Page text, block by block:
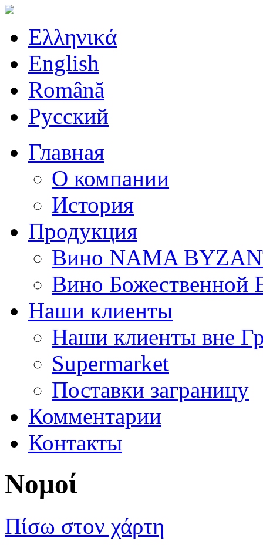
Ελληνικά
English
Română
Русский
Главная
О компании
История
Продукция
Вино ΝΑΜΑ
Вино Божественной
Наши клиенты
Наши клиенты вне
Supermarket
Поставки заграницу
Комментарии
Контакты
Νομοί
Πίσω στον χάρτη